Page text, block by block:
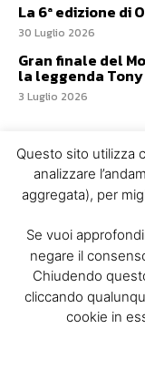
La 6ª edizione di
30 Luglio 2026
Gran finale del
la leggenda
3 Luglio 2026
Questo sito utilizza
analizzare
aggregata), per
Se vuoi
negare il
Chiudendo
cliccando
cookie in